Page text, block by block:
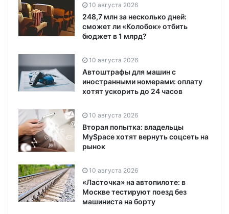
10 августа 2026
248,7 млн за несколько дней:
сможет ли «Колобок» отбить
бюджет в 1 млрд?
10 августа 2026
Автоштрафы для машин с
иностранными номерами: оплату
хотят ускорить до 24 часов
10 августа 2026
Вторая попытка: владельцы
MySpace хотят вернуть соцсеть на
рынок
10 августа 2026
«Ласточка» на автопилоте: в
Москве тестируют поезд без
машиниста на борту